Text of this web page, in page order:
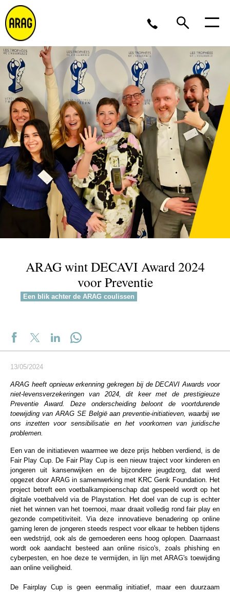
Ma/Do 9 – 17, Vr 9 – 16
02 643 12 11
ARAG wint DECAVI Award 2024
voor Preventie
Een blik achter de ARAG coulissen
13/05/2024
ARAG heeft opnieuw erkenning gekregen bij de DECAVI Awards voor
niet-levensverzekeringen van 2024, dit keer met de prestigieuze
Preventie Award. Deze onderscheiding beloont de voortdurende
toewijding van ARAG SE België aan preventie-initiatieven, waarbij we
ons inzetten voor sensibilisatie en het voorkomen van juridische
problemen.
Een van de initiatieven waarmee we deze prijs hebben verdiend, is de
Fair Play Cup. De Fair Play Cup is een nieuw traject voor kinderen en
jongeren uit kansenwijken en de bijzondere jeugdzorg, dat werd
opgezet door ARAG in samenwerking met KRC Genk Foundation. Het
project betreft een voetbalkampioenschap dat gespeeld wordt op het
digitale voetbalveld via de Playstation. Het doel van de cup is echter
niet het winnen van het toernooi, maar draait volledig rond fair play en
gezonde competitiviteit. Via deze innovatieve benadering op online
gaming leren de jongeren steeds respect voor elkaar te hebben tijdens
een wedstrijd, ook als de gemoederen eens hoog oplopen. Daarnaast
wordt ook aandacht besteed aan online risico's, zoals phishing en
cyberpesten, en hoe deze te vermijden, in lijn met ARAG's toewijding
aan online veiligheid.
De Fairplay Cup is geen eenmalig initiatief, maar een duurzaam